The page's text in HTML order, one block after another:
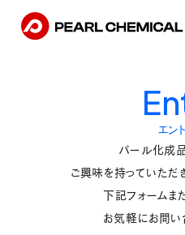
エン
パール化成
ご興味を持っていただ
下記フォームま
お気軽にお問い